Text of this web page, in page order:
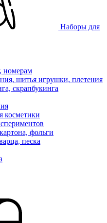
Наборы для
номерам
шитья игрушки, плетения
скрапбукинга
косметики
фольги
песка